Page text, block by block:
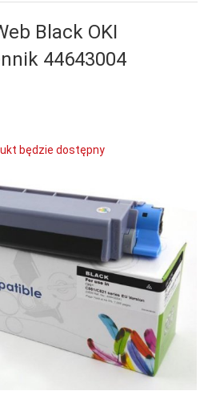
Black OKI
44643004
będzie dostępny